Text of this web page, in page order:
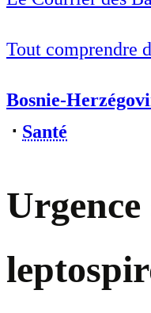
Tout comprendre
Bosnie-
⋅ Santé